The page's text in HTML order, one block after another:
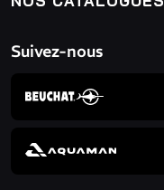
Suivez-nous